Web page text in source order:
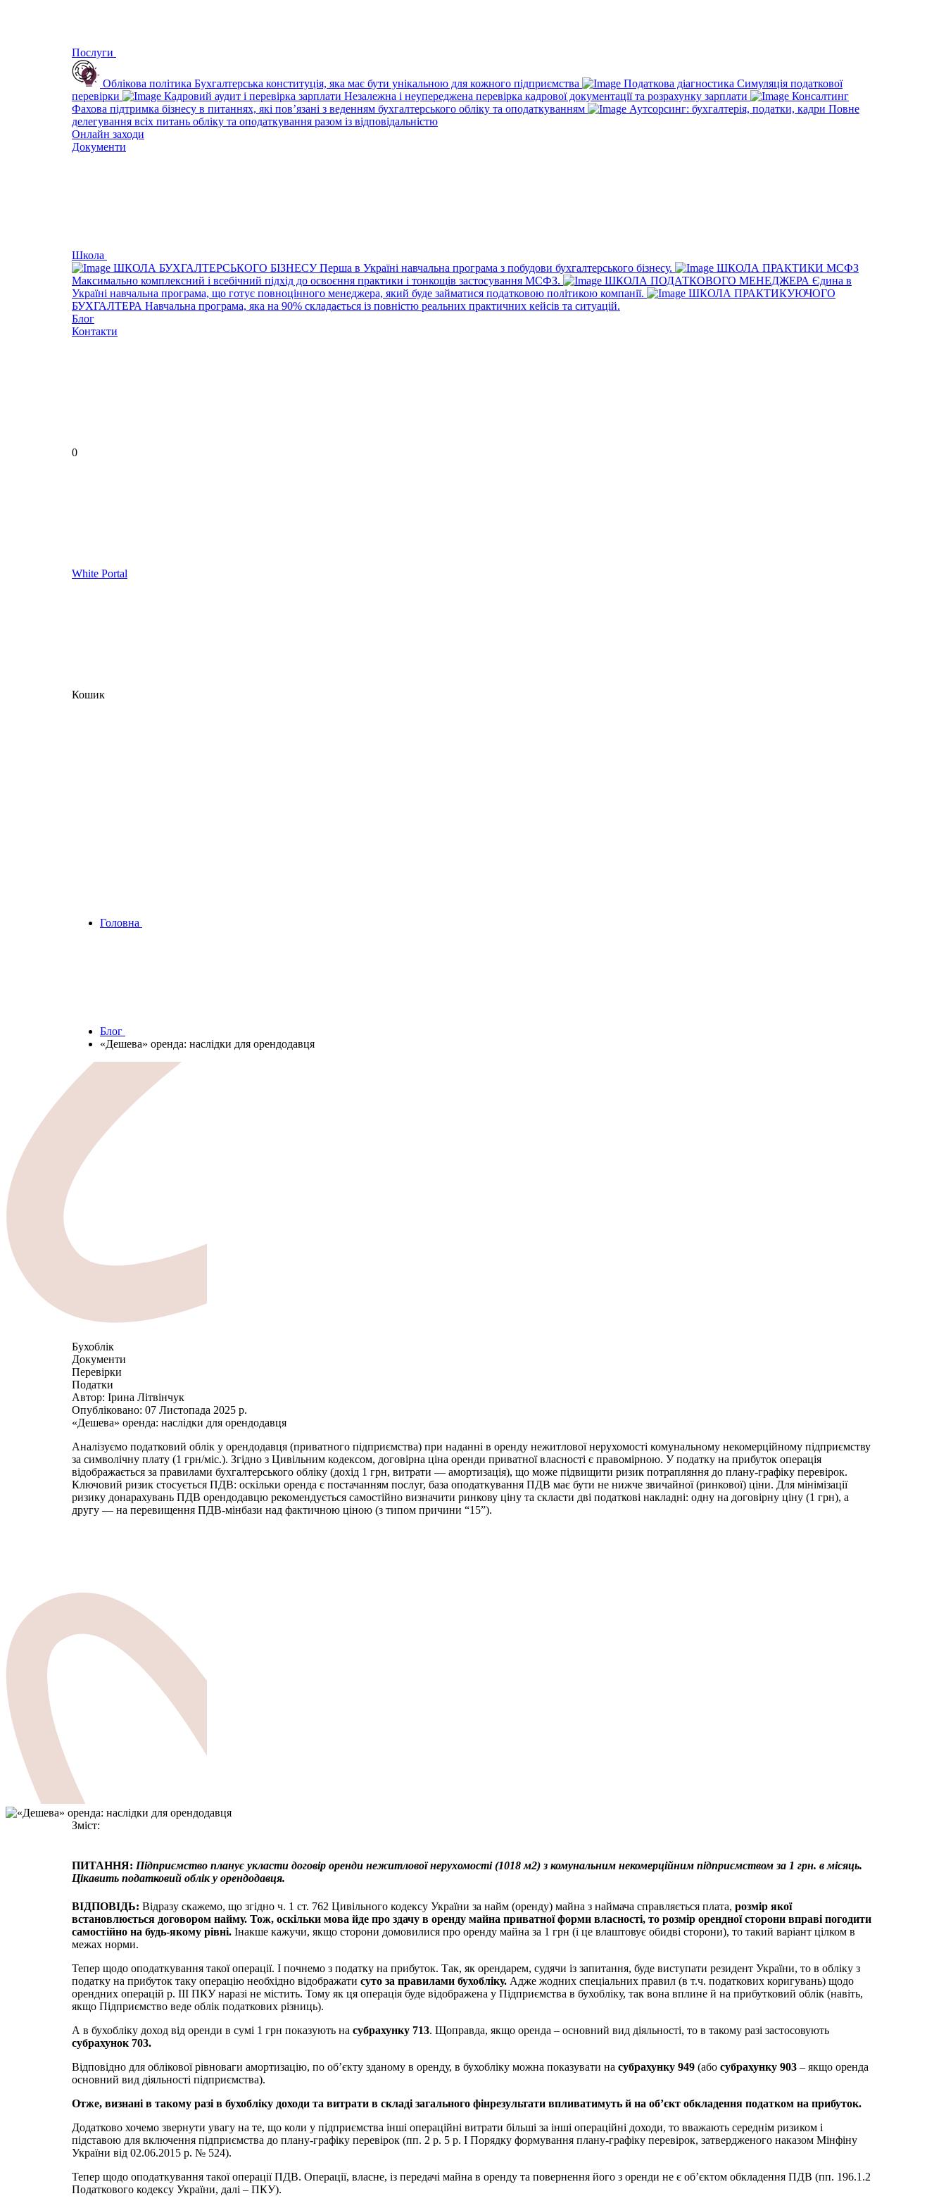
Послуги
Облікова політика Бухгалтерська конституція, яка має бути унікальною для кожного підприємства Податкова діагностика Симуляція податкової
перевірки
Кадровий аудит і перевірка зарплати Незалежна і неупереджена перевірка кадрової документації та розрахунку зарплати
Консалтинг
Фахова підтримка бізнесу в питаннях, які пов’язані з веденням бухгалтерського обліку та оподаткуванням
Аутсорсинг: бухгалтерія, податки, кадри Повне
делегування всіх питань обліку та оподаткування разом із відповідальністю
Онлайн заходи
Документи
Школа
ШКОЛА БУХГАЛТЕРСЬКОГО БІЗНЕСУПерша в Україні навчальна програма з побудови бухгалтерського бізнесу.
ШКОЛА ПРАКТИКИ МСФЗ
Максимально комплексний і всебічний підхід до освоєння практики і тонкощів застосування МСФЗ.
ШКОЛА ПОДАТКОВОГО МЕНЕДЖЕРА Єдина в
Україні навчальна програма, що готує повноцінного менеджера, який буде займатися податковою політикою компанії.
ШКОЛА ПРАКТИКУЮЧОГО
БУХГАЛТЕРА Навчальна програма, яка на 90% складається із повністю реальних практичних кейсів та ситуацій.
Блог
Контакти
0
White Portal
Кошик
Головна
Блог
«Дешева» оренда: наслідки для орендодавця
Бухоблік
Документи
Перевірки
Податки
Автор: Ірина Літвінчук
Опубліковано: 07 Листопада 2025 р.
«Дешева» оренда: наслідки для орендодавця
Аналізуємо податковий облік у орендодавця (приватного підприємства) при наданні в оренду нежитлової нерухомості комунальному некомерційному підприємству
за символічну плату (1 грн/міс.). Згідно з Цивільним кодексом, договірна ціна оренди приватної власності є правомірною. У податку на прибуток операція
відображається за правилами бухгалтерського обліку (дохід 1 грн, витрати — амортизація), що може підвищити ризик потрапляння до плану-графіку перевірок.
Ключовий ризик стосується ПДВ: оскільки оренда є постачанням послуг, база оподаткування ПДВ має бути не нижче звичайної (ринкової) ціни. Для мінімізації
ризику донарахувань ПДВ орендодавцю рекомендується самостійно визначити ринкову ціну та скласти дві податкові накладні: одну на договірну ціну (1 грн), а
другу — на перевищення ПДВ-мінбази над фактичною ціною (з типом причини “15”).
Зміст:
ПИТАННЯ: Підприємство планує укласти договір оренди нежитлової нерухомості (1018 м2) з комунальним некомерційним підприємством за 1 грн. в місяць.
Цікавить податковий облік у орендодавця.
ВІДПОВІДЬ: Відразу скажемо, що згідно ч. 1 ст. 762 Цивільного кодексу України за найм (оренду) майна з наймача справляється плата, розмір якої
встановлюється договором найму. Тож, оскільки мова йде про здачу в оренду майна приватної форми власності, то розмір орендної сторони вправі погодити
самостійно на будь-якому рівні. Інакше кажучи, якщо сторони домовилися про оренду майна за 1 грн (і це влаштовує обидві сторони), то такий варіант цілком в
межах норми.
Тепер щодо оподаткування такої операції. І почнемо з податку на прибуток. Так, як орендарем, судячи із запитання, буде виступати резидент України, то в обліку з
податку на прибуток таку операцію необхідно відображати суто за правилами бухобліку. Адже жодних спеціальних правил (в т.ч. податкових коригувань) щодо
орендних операцій р. III ПКУ наразі не містить. Тому як ця операція буде відображена у Підприємства в бухобліку, так вона вплине й на прибутковий облік (навіть,
якщо Підприємство веде облік податкових різниць).
А в бухобліку доход від оренди в сумі 1 грн показують на субрахунку 713. Щоправда, якщо оренда – основний вид діяльності, то в такому разі застосовують
субрахунок 703.
Відповідно для облікової рівноваги амортизацію, по об’єкту зданому в оренду, в бухобліку можна показувати на субрахунку 949 (або субрахунку 903 – якщо оренда
основний вид діяльності підприємства).
Отже, визнані в такому разі в бухобліку доходи та витрати в складі загального фінрезультати впливатимуть й на об’єкт обкладення податком на прибуток.
Додатково хочемо звернути увагу на те, що коли у підприємства інші операційні витрати більші за інші операційні доходи, то вважають середнім ризиком і
підставою для включення підприємства до плану-графіку перевірок (пп. 2 р. 5 р. І Порядку формування плану-графіку перевірок, затвердженого наказом Мінфіну
України від 02.06.2015 р. № 524).
Тепер щодо оподаткування такої операції ПДВ. Операції, власне, із передачі майна в оренду та повернення його з оренди не є об’єктом обкладення ПДВ (пп. 196.1.2
Податкового кодексу України, далі – ПКУ).